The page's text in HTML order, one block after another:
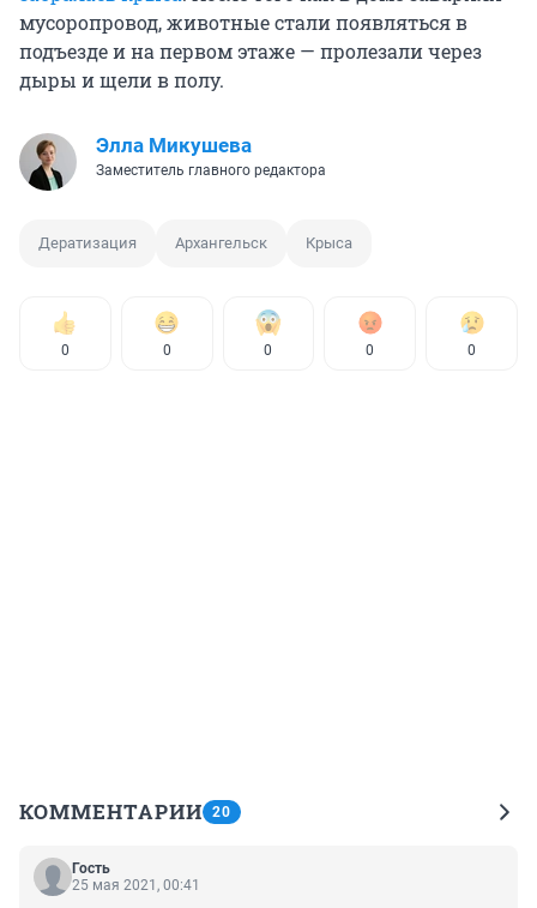
мусоропровод, животные стали появляться в
подъезде и на первом этаже — пролезали через
дыры и щели в полу.
Элла Микушева
Заместитель главного редактора
Дератизация Архангельск Крыса
0 0 0 0 0
КОММЕНТАРИИ 20
Гость
25 мая 2021, 00:41